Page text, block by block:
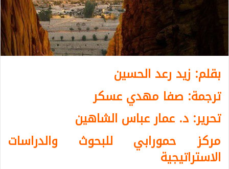
بقلم: زيد رعد الحسين
ترجمة: صفا مهدي عسكر
تحرير: د. عمار عباس الشاهين
مركز حمورابي للبحوث والدراسات
الاستراتيجية